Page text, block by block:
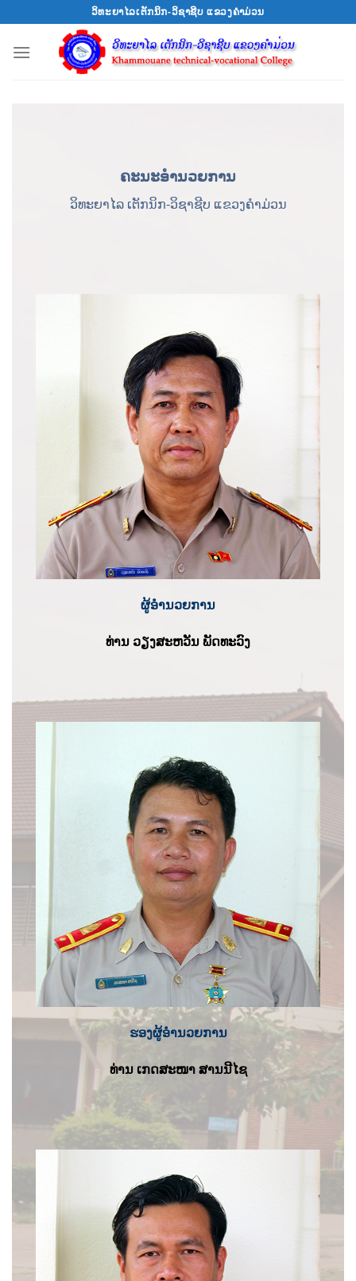
content
ວິທະຍາໄລເຕັກນິກ-ວິຊາຊີບ ແຂວງຄຳມ່ວນ
ຄະນະອຳນວຍການ
ວິທະຍາໄລ ເຕັກນິກ-ວິຊາຊີບ ແຂວງຄຳມ່ວນ
ຜູ້ອຳນວຍການ
ທ່ານ ວຽງສະຫວັນ ພັດທະວົງ
ຮອງຜູ້ອຳນວຍການ
ທ່ານ ເກດສະໜາ ສານນີໄຊ